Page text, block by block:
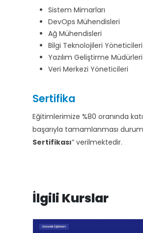
Sistem Mimarları
DevOps Mühendisleri
Ağ Mühendisleri
Bilgi Teknolojileri Yöneticileri
Yazılım Geliştirme Müdürleri
Veri Merkezi Yöneticileri
Sertifika
Eğitimlerimize %80 oranında
başarıyla tamamlanması
Sertifikası” verilmektedir.
İlgili Kurslar